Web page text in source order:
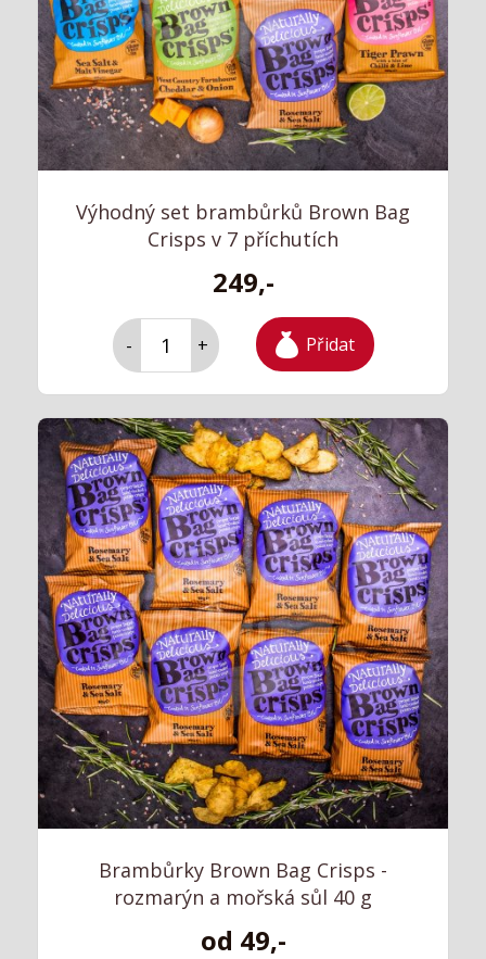
Výhodný set brambůrků Brown Bag
Crisps v 7 příchutích
249,-
- + Přidat
Brambůrky Brown Bag Crisps -
rozmarýn a mořská sůl 40 g
od 49,-